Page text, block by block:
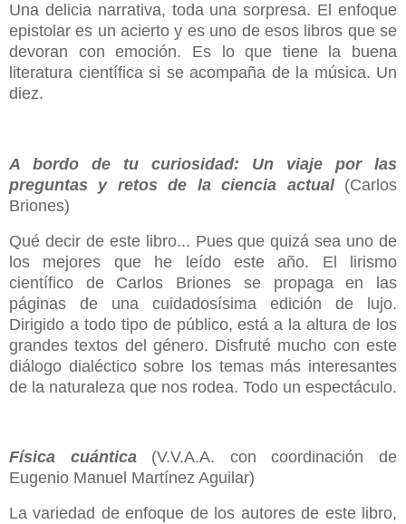
Una delicia narrativa, toda una sorpresa. El enfoque
epistolar es un acierto y es uno de esos libros que se
devoran con emoción. Es lo que tiene la buena
literatura científica si se acompaña de la música. Un
diez.
A bordo de tu curiosidad: Un viaje por las
preguntas y retos de la ciencia actual(Carlos
Briones)
Qué decir de este libro... Pues que quizá sea uno de
los mejores que he leído este año. El lirismo
científico de Carlos Briones se propaga en las
páginas de una cuidadosísima edición de lujo.
Dirigido a todo tipo de público, está a la altura de los
grandes textos del género. Disfruté mucho con este
diálogo dialéctico sobre los temas más interesantes
de la naturaleza que nos rodea. Todo un espectáculo.
Física cuántica(V.V.A.A. con coordinación de
Eugenio Manuel Martínez Aguilar)
La variedad de enfoque de los autores de este libro,